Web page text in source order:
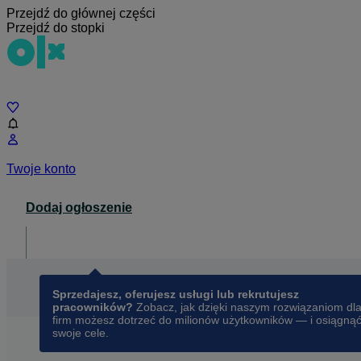
Przejdź do głównej części
Przejdź do stopki
Twoje konto
Dodaj ogłoszenie
Sprzedajesz, oferujesz usługi lub rekrutujesz
pracowników? Zobacz, jak dzięki naszym rozwiązaniom dla
firm możesz dotrzeć do milionów użytkowników — i osiągnąć
swoje cele.